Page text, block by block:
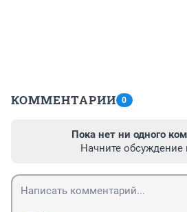
КОММЕНТАРИИ 0
Пока нет ни одного
Начните